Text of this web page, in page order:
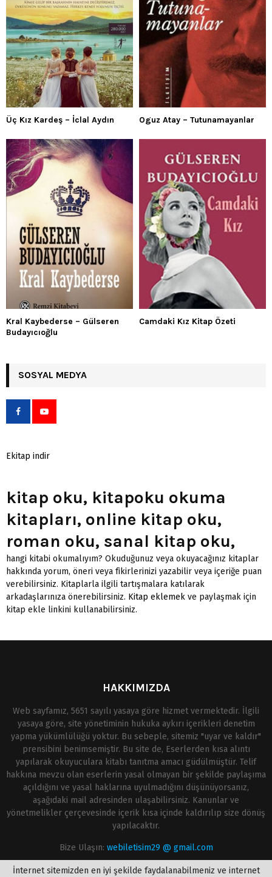
Üç Kız Kardeş – İclal Aydın Oguz Atay – Tutunamayanlar
Kral Kaybederse – Gülseren
Budayıcıoğlu
Camdaki Kız Kitap Özeti
SOSYAL MEDYA
Ekitap indir
kitap oku, kitapoku okuma
kitapları, online kitap oku,
roman oku, sanal kitap oku,
hangi kitabi okumalıyım? Okuduğunuz veya okuyacağınız kitaplar
hakkında yorum, öneri veya fikirlerinizi yazabilir veya içeriğe puan
verebilirsiniz. Kitaplarla ilgili tartışmalara katılarak
arkadaşlarınıza önerebilirsiniz. Kitap eklemek ve paylaşmak için
kitap ekle linkini kullanabilirsiniz.
HAKKIMIZDA
Web sayfamız, 5651 sayılı yasaya göre hizmet vermektedir. İlgili
yasaya göre, site yönetiminin hukuka aykırı içerikleri denetim
yapma yükümlülüğü yoktur. Bu sebeple, sitemiz "uyar ve kaldır"
prensibini benimsemiştir. Bu site de, Eserlerden kısa alıntı
yapılarak okuyuculara kitabı tanıtma amacı güdülmüştür. Telif
hakkına mevzu olan eserlerin yasal olmayan bir şekilde paylaşıma
açıldığını ve yasal haklarına uyulmadığını düşünüyorsanız,
aşağıdaki mail adresinden ulaşabilirsiniz. Kanunlar ve
yönetmelikler çerçevesinde içerik kısa içinde kaldırılıp size dönüş
yapılacaktır.
Bize Ulaşın: webiletisim29 @ gmail.com
İnternet sitemizden en iyi şekilde faydalanabilmeniz ve internet